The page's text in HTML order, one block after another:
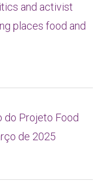
and activist
places food and
do Projeto Food
de 2025